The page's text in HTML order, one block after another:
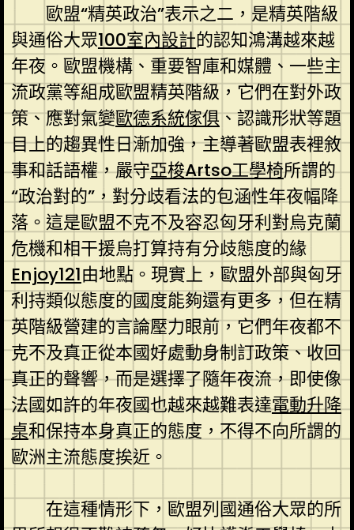
歐盟“精英政治”表示之二，是精英階級
與通俗大眾100室內設計的認知鴻溝越來越
年夜。歐盟機構、重要智庫和媒體、一些主
流政黨等組成歐盟精英階級，它們在對外政
策、應對氣變歐德系統傢俱、認識形狀等題
目上的趨異性日漸加強，主導著歐盟表裡敘
事和話語權，嚴守亞梭Artso工學椅所謂的
“政治對的”，對分歧看法的包涵性年夜幅降
落。這是歐盟不克不及容忍匈牙利對烏克蘭
危機和相干援烏打算持有分歧態度的緣
Enjoy121由地點。現實上，歐盟外部與匈牙
利持類似態度的國度能夠還有更多，但在精
英階級營建的言論壓力眼前，它們年夜都不
克不及真正從本國好處動身制訂政策、收回
真正的聲響，而是選擇了隨年夜流，即使像
法國如許的年夜國也越來越難表達電動升降
桌和保持本身真正的態度，不得不向所謂的
歐洲主流態度挨近。
在這種情形下，歐盟列國通俗大眾的所